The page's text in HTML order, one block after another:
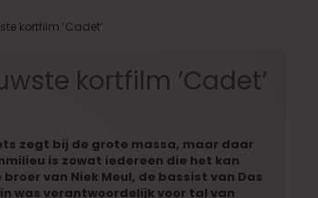
kortfilm ’Cadet’
kortfilm ’Cadet’
zegt bij de grote massa, maar daar
is zowat iedereen die het kan
van Niek Meul, de bassist van Das
was verantwoordelijk voor tal van